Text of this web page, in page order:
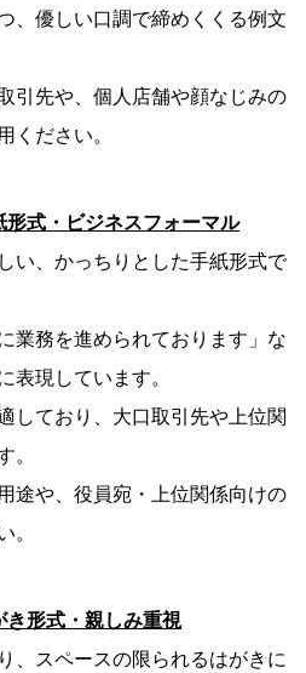
、優しい口調で締めくくる例文
引先や、個人店舗や顔なじみの
ください。
式・ビジネスフォーマル
い、かっちりとした手紙形式で
業務を進められております」な
表現しています。
しており、大口取引先や上位関
途や、役員宛・上位関係向けの
形式・親しみ重視
、スペースの限られるはがきに